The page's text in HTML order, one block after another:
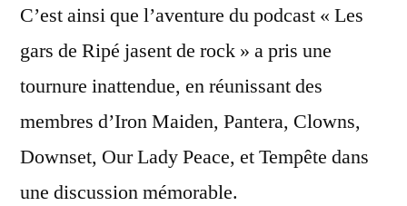
C’est ainsi que l’aventure du podcast « Les
gars de Ripé jasent de rock » a pris une
tournure inattendue, en réunissant des
membres d’Iron Maiden, Pantera, Clowns,
Downset, Our Lady Peace, et Tempête dans
une discussion mémorable.